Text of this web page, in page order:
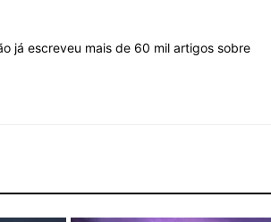
já escreveu mais de 60 mil artigos sobre